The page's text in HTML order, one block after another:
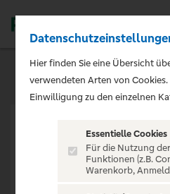
Hier finden Sie eine Übersicht
verwendeten Arten von Cookies.
Einwilligung zu den einzelnen
Essentielle Cookies
Für die Nutzung
Funktionen (z.B.
Warenkorb,